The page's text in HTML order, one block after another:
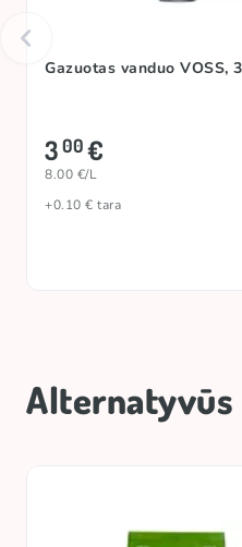
Gazuotas vanduo VOSS,
300€
8.00 €/L
+0.10 € tara